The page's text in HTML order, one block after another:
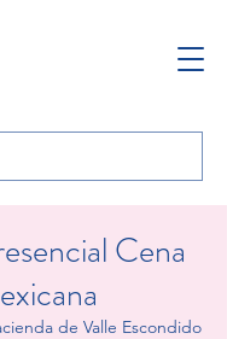
Cena
de Valle Escondido